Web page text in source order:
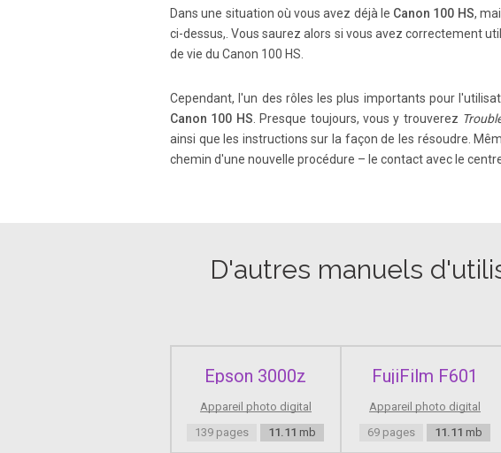
Table of Contents 8 Choosing Images for Printin g (DPOF) .......
Settings ............. ............. ............. .173 Changing Playback
Page 9
9 • Icons are use d in the text to re present the came ra
). • The direction al buttons an d FUNC./SET button are
Page 11
Safety Precautions 11 • Turn the camera off in places where
Page 12
Safety Precautions 12 • In regular use, small amounts of
and foreign materials st uck to the front of the unit. Please
build-up and damage to the unit.
Dans une situation où vous avez déjà le Canon 100 HS,
ci-dessus,. Vous saurez alors si vous avez correctement
de vie du Canon 100 HS.
Cependant, l'un des rôles les plus importants pour
Canon 100 HS . Presque toujours, vous y trouverez
ainsi que les instructions sur la façon de les résoudre.
chemin d'une nouvelle procédure – le contact avec le
D'autres manuels
Epson 3000z
Appareil photo digital
139 pages
11.11 mb
FujiFilm F601
Appareil photo digital
69 pages
11.11 mb